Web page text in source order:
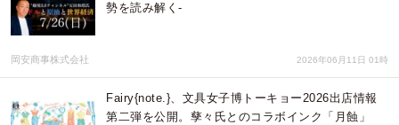
勢を読み解く-
岡安商事株式会社 2026年06月11日 01時
Fairy{note.}、文具女子博トーキョー2026出店情報
第二弾を公開。孳々氏とのコラボインク「月蝕」